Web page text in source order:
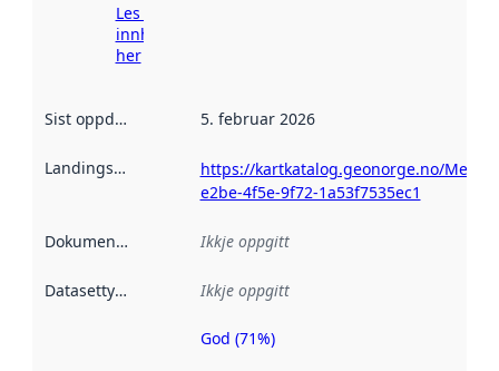
Les meir om
innhenting
her
Sist oppdatert 5. februar 2026
Landingsside
https://kartkatalog.geonorge.no/
e2be-4f5e-9f72-1a53f7535ec1
Dokumentasjon Ikkje oppgitt
Datasettype Ikkje oppgitt
Metadatakvalitet
God (71%)